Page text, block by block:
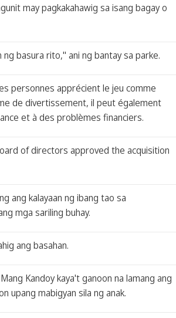
may pagkakahawig sa isang bagay o
basura rito," ani ng bantay sa parke.
personnes apprécient le jeu comme
de divertissement, il peut également
et à des problèmes financiers.
of directors approved the acquisition
ang kalayaan ng ibang tao sa
mga sariling buhay.
ang basahan.
Kandoy kaya't ganoon na lamang ang
upang mabigyan sila ng anak.